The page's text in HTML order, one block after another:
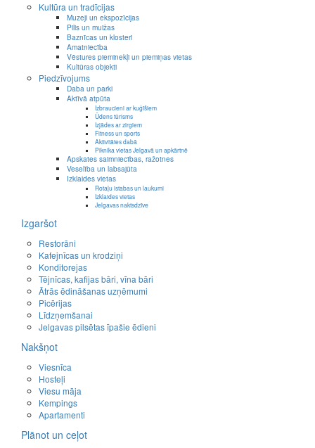
Kultūra un tradīcijas
Muzeji un ekspozīcijas
Pilis un muižas
Baznīcas un klosteri
Amatniecība
Vēstures pieminekļi un piemiņas vietas
Kultūras objekti
Piedzīvojums
Daba un parki
Aktīvā atpūta
Izbraucieni ar kuģīšiem
Ūdens tūrisms
Izjādes ar zirgiem
Fitness un sports
Aktivitātes dabā
Piknika vietas Jelgavā un apkārtnē
Apskates saimniecības, ražotnes
Veselība un labsajūta
Izklaides vietas
Rotaļu istabas un laukumi
Izklaides vietas
Jelgavas naktsdzīve
Izgaršot
Restorāni
Kafejnīcas un krodziņi
Konditorejas
Tējnīcas, kafijas bāri, vīna bāri
Ātrās ēdināšanas uzņēmumi
Picērijas
Līdzņemšanai
Jelgavas pilsētas īpašie ēdieni
Nakšņot
Viesnīca
Hosteļi
Viesu māja
Kempings
Apartamenti
Plānot un ceļot